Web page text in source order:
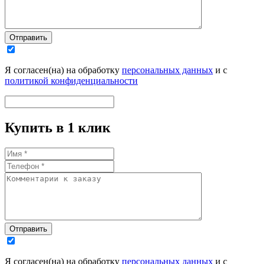
Отправить
Я согласен(на) на обработку персональных данных и с
политикой конфиденциальности
Купить в 1 клик
Отправить
Я согласен(на) на обработку персональных данных и с